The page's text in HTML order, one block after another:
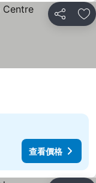
分享 加
查看價格